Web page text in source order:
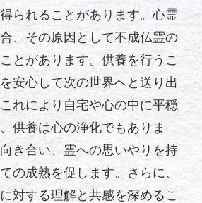
られることがあります。心霊
、その原因として不成仏霊の
とがあります。供養を行うこ
安心して次の世界へと送り出
れにより自宅や心の中に平穏
供養は心の浄化でもありま
き合い、霊への思いやりを持
の成熟を促します。さらに、
対する理解と共感を深めるこ